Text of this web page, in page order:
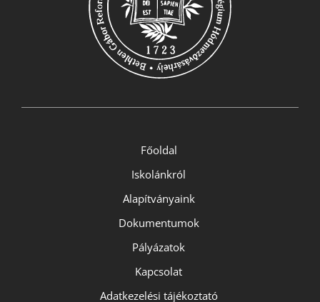
Főoldal
Iskolánkról
Alapítványaink
Dokumentumok
Pályázatok
Kapcsolat
Adatkezelési tájékoztató